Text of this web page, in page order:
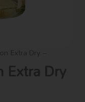
Extra Dry –
Extra Dry